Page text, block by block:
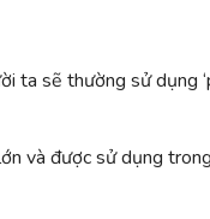
sẽ thường sử dụng
và được sử dụng